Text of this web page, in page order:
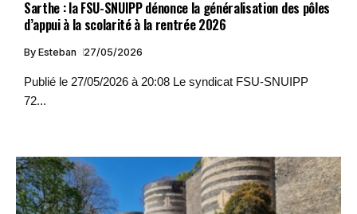
Sarthe : la FSU-SNUIPP dénonce la généralisation des pôles
d’appui à la scolarité à la rentrée 2026
By Esteban 27/05/2026
Publié le 27/05/2026 à 20:08 Le syndicat FSU-SNUIPP
72...